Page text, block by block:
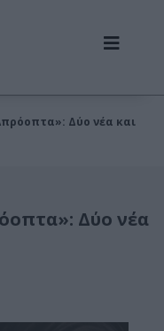
Δύο νέα και
Δύο νέα